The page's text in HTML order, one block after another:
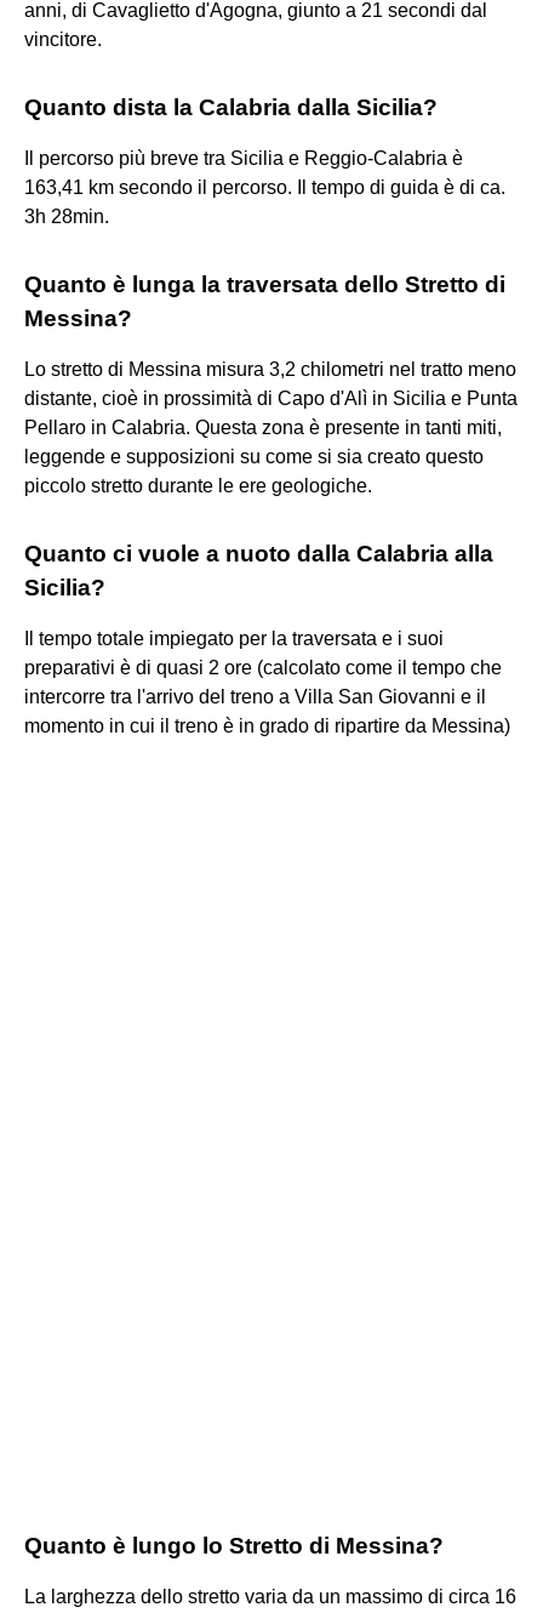
anni, di Cavaglietto d'Agogna, giunto a 21 secondi dal
vincitore.
Quanto dista la Calabria dalla Sicilia?
Il percorso più breve tra Sicilia e Reggio-Calabria è
163,41 km secondo il percorso. Il tempo di guida è di ca.
3h 28min.
Quanto è lunga la traversata dello Stretto di
Messina?
Lo stretto di Messina misura 3,2 chilometri nel tratto meno
distante, cioè in prossimità di Capo d'Alì in Sicilia e Punta
Pellaro in Calabria. Questa zona è presente in tanti miti,
leggende e supposizioni su come si sia creato questo
piccolo stretto durante le ere geologiche.
Quanto ci vuole a nuoto dalla Calabria alla
Sicilia?
Il tempo totale impiegato per la traversata e i suoi
preparativi è di quasi 2 ore (calcolato come il tempo che
intercorre tra l'arrivo del treno a Villa San Giovanni e il
momento in cui il treno è in grado di ripartire da Messina)
Quanto è lungo lo Stretto di Messina?
La larghezza dello stretto varia da un massimo di circa 16